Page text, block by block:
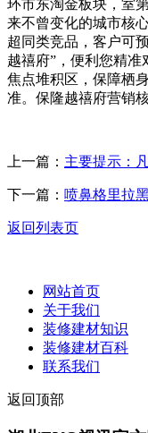
环市东淘金板块，室
来不曾变化的城市核
超同类竞品，客户可
越禧府”，便利您精
焦点堆积区，保障栖
准。保隆越禧府营销核
上一篇： 主要提示：
下一篇： 喷鼻格里拉
返回列表页
网站首页
关于我们
装修建材知识
装修建材百科
联系我们
返回顶部